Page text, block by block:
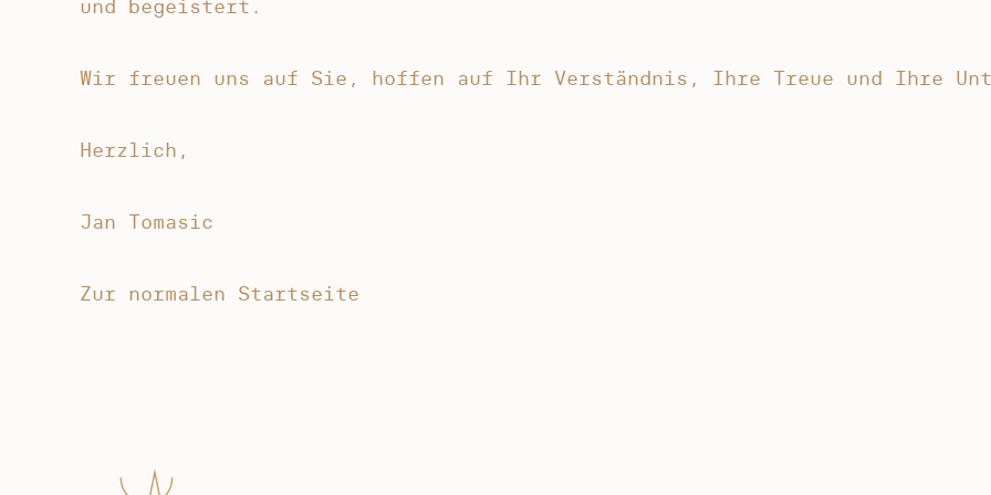
und begeistert.
Wir freuen uns auf Sie, hoffen auf Ihr Verständnis, Ihre Treue und Ihre
Herzlich,
Jan Tomasic
Zur normalen Startseite